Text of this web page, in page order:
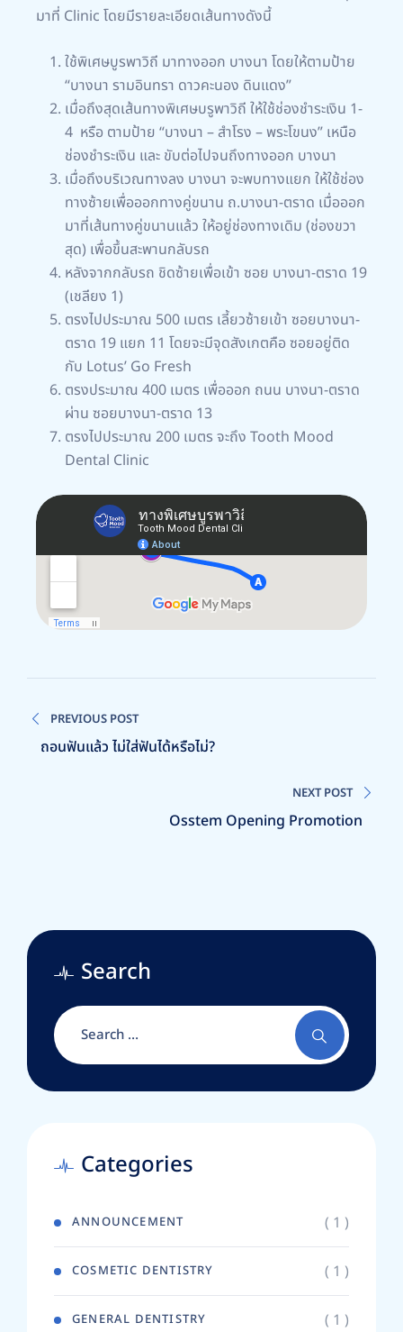
มาที่ Clinic โดยมีรายละเอียดเส้นทางดังนี้
ใช้พิเศษบูรพาวิถี มาทางออก บางนา โดยให้ตามป้าย
“บางนา รามอินทรา ดาวคะนอง ดินแดง”
เมื่อถึงสุดเส้นทางพิเศษบรูพาวิถี ให้ใช้ช่องชำระเงิน 1-
4 หรือ ตามป้าย “บางนา – สำโรง – พระโขนง” เหนือ
ช่องชำระเงิน และ ขับต่อไปจนถึงทางออก บางนา
เมื่อถึงบริเวณทางลง บางนา จะพบทางแยก ให้ใช้ช่อง
ทางซ้ายเพื่อออกทางคู่ขนาน ถ.บางนา-ตราด เมื่อออก
มาที่เส้นทางคู่ขนานแล้ว ให้อยู่ช่องทางเดิม (ช่องขวา
สุด) เพื่อขึ้นสะพานกลับรถ
หลังจากกลับรถ ชิดซ้ายเพื่อเข้า ซอย บางนา-ตราด 19
(เชลียง 1)
ตรงไปประมาณ 500 เมตร เลี้ยวซ้ายเข้า ซอยบางนา-
ตราด 19 แยก 11 โดยจะมีจุดสังเกตคือ ซอยอยู่ติด
กับ Lotus’ Go Fresh
ตรงประมาณ 400 เมตร เพื่อออก ถนน บางนา-ตราด
ผ่าน ซอยบางนา-ตราด 13
ตรงไปประมาณ 200 เมตร จะถึง Tooth Mood
Dental Clinic
PREVIOUS POST
ถอนฟันแล้ว ไม่ใส่ฟันได้หรือไม่?
NEXT POST
Osstem Opening Promotion
Search
Categories
ANNOUNCEMENT ( 1 )
COSMETIC DENTISTRY ( 1 )
GENERAL DENTISTRY ( 1 )